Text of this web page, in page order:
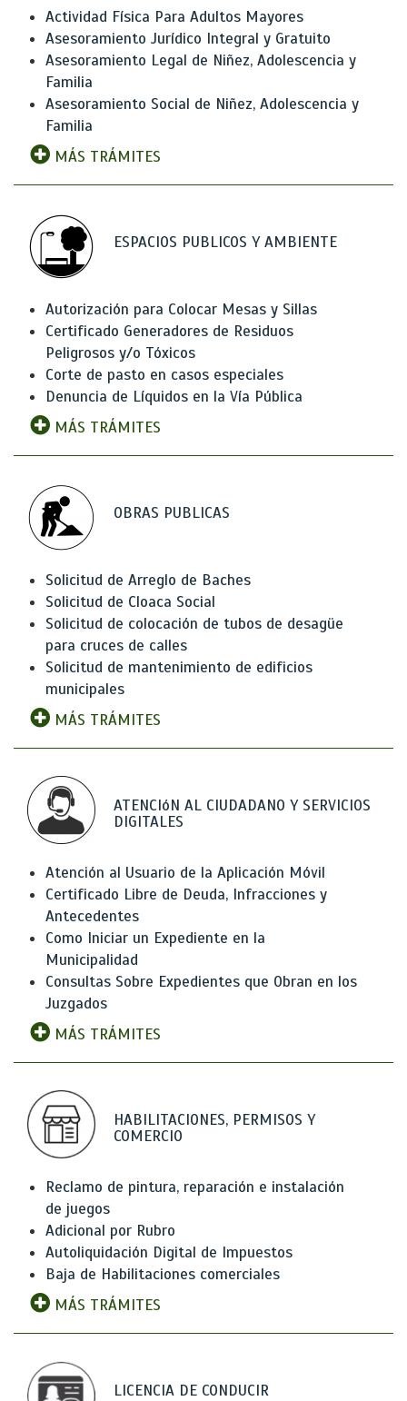
Actividad Física Para Adultos Mayores
Asesoramiento Jurídico Integral y Gratuito
Asesoramiento Legal de Niñez, Adolescencia y
Familia
Asesoramiento Social de Niñez, Adolescencia y
Familia
MÁS TRÁMITES
ESPACIOS PUBLICOS Y AMBIENTE
Autorización para Colocar Mesas y Sillas
Certificado Generadores de Residuos
Peligrosos y/o Tóxicos
Corte de pasto en casos especiales
Denuncia de Líquidos en la Vía Pública
MÁS TRÁMITES
OBRAS PUBLICAS
Solicitud de Arreglo de Baches
Solicitud de Cloaca Social
Solicitud de colocación de tubos de desagüe
para cruces de calles
Solicitud de mantenimiento de edificios
municipales
MÁS TRÁMITES
ATENCIóN AL CIUDADANO Y SERVICIOS
DIGITALES
Atención al Usuario de la Aplicación Móvil
Certificado Libre de Deuda, Infracciones y
Antecedentes
Como Iniciar un Expediente en la
Municipalidad
Consultas Sobre Expedientes que Obran en los
Juzgados
MÁS TRÁMITES
HABILITACIONES, PERMISOS Y
COMERCIO
Reclamo de pintura, reparación e instalación
de juegos
Adicional por Rubro
Autoliquidación Digital de Impuestos
Baja de Habilitaciones comerciales
MÁS TRÁMITES
LICENCIA DE CONDUCIR